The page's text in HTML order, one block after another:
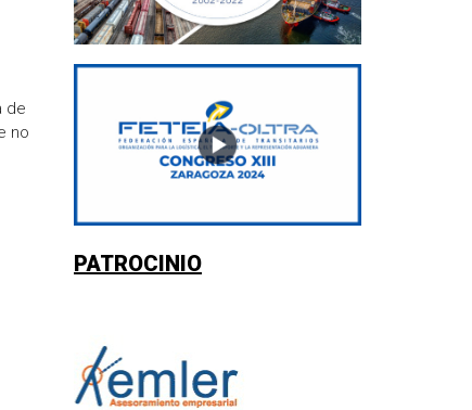
de
no
PATROCINIO